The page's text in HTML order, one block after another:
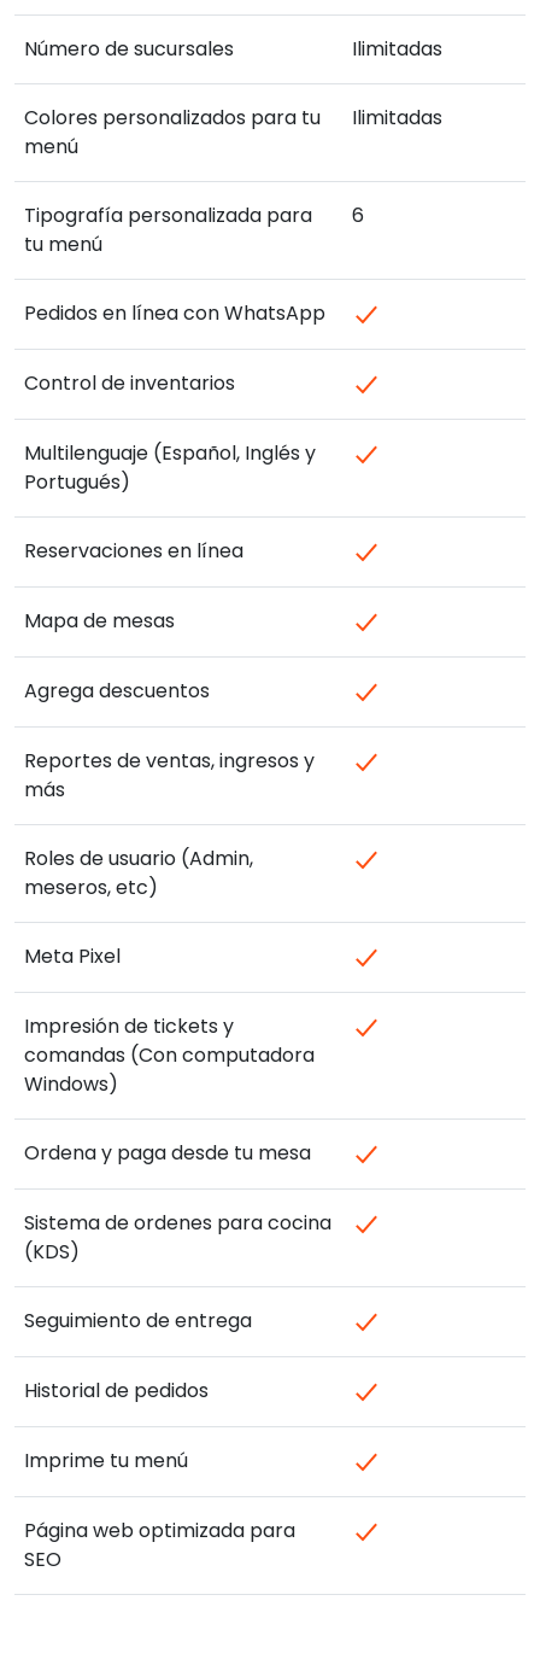
Número de sucursales Ilimitadas
Colores personalizados para tu
menú
Ilimitadas
Tipografía personalizada para
tu menú
6
Pedidos en línea con WhatsApp
Control de inventarios
Multilenguaje (Español, Inglés y
Portugués)
Reservaciones en línea
Mapa de mesas
Agrega descuentos
Reportes de ventas, ingresos y
más
Roles de usuario (Admin,
meseros, etc)
Meta Pixel
Impresión de tickets y
comandas (Con computadora
Windows)
Ordena y paga desde tu mesa
Sistema de ordenes para cocina
(KDS)
Seguimiento de entrega
Historial de pedidos
Imprime tu menú
Página web optimizada para
SEO